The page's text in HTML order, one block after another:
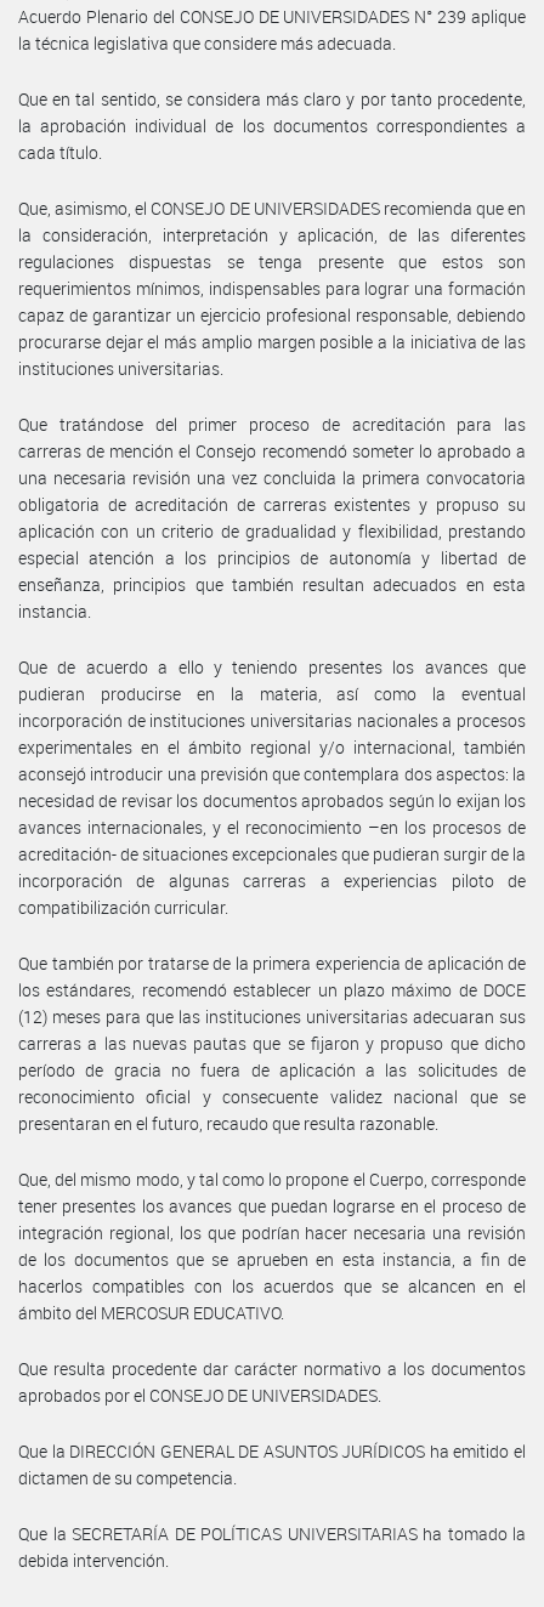
Acuerdo Plenario del CONSEJO DE UNIVERSIDADES N° 239 aplique
la técnica legislativa que considere más adecuada.
Que en tal sentido, se considera más claro y por tanto procedente,
la aprobación individual de los documentos correspondientes a
cada título.
Que, asimismo, el CONSEJO DE UNIVERSIDADES recomienda que en
la consideración, interpretación y aplicación, de las diferentes
regulaciones dispuestas se tenga presente que estos son
requerimientos mínimos, indispensables para lograr una formación
capaz de garantizar un ejercicio profesional responsable, debiendo
procurarse dejar el más amplio margen posible a la iniciativa de las
instituciones universitarias.
Que tratándose del primer proceso de acreditación para las
carreras de mención el Consejo recomendó someter lo aprobado a
una necesaria revisión una vez concluida la primera convocatoria
obligatoria de acreditación de carreras existentes y propuso su
aplicación con un criterio de gradualidad y flexibilidad, prestando
especial atención a los principios de autonomía y libertad de
enseñanza, principios que también resultan adecuados en esta
instancia.
Que de acuerdo a ello y teniendo presentes los avances que
pudieran producirse en la materia, así como la eventual
incorporación de instituciones universitarias nacionales a procesos
experimentales en el ámbito regional y/o internacional, también
aconsejó introducir una previsión que contemplara dos aspectos: la
necesidad de revisar los documentos aprobados según lo exijan los
avances internacionales, y el reconocimiento –en los procesos de
acreditación- de situaciones excepcionales que pudieran surgir de la
incorporación de algunas carreras a experiencias piloto de
compatibilización curricular.
Que también por tratarse de la primera experiencia de aplicación de
los estándares, recomendó establecer un plazo máximo de DOCE
(12) meses para que las instituciones universitarias adecuaran sus
carreras a las nuevas pautas que se fijaron y propuso que dicho
período de gracia no fuera de aplicación a las solicitudes de
reconocimiento oficial y consecuente validez nacional que se
presentaran en el futuro, recaudo que resulta razonable.
Que, del mismo modo, y tal como lo propone el Cuerpo, corresponde
tener presentes los avances que puedan lograrse en el proceso de
integración regional, los que podrían hacer necesaria una revisión
de los documentos que se aprueben en esta instancia, a fin de
hacerlos compatibles con los acuerdos que se alcancen en el
ámbito del MERCOSUR EDUCATIVO.
Que resulta procedente dar carácter normativo a los documentos
aprobados por el CONSEJO DE UNIVERSIDADES.
Que la DIRECCIÓN GENERAL DE ASUNTOS JURÍDICOS ha emitido el
dictamen de su competencia.
Que la SECRETARÍA DE POLÍTICAS UNIVERSITARIAS ha tomado la
debida intervención.